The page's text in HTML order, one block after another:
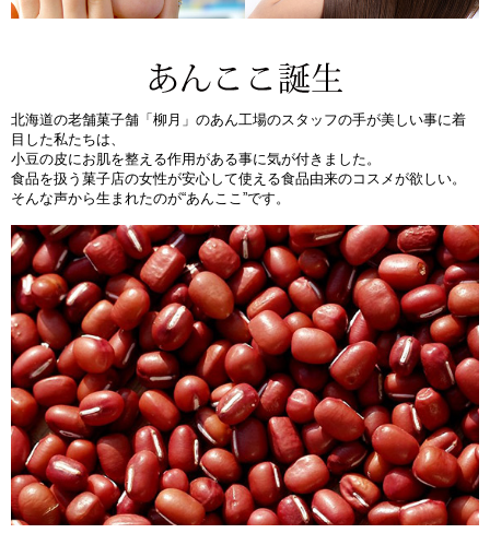
北海道の老舗菓子舗「柳月」のあん工場のスタッフの手が美しい事に着
目した私たちは、
小豆の皮にお肌を整える作用がある事に気が付きました。
食品を扱う菓子店の女性が安心して使える食品由来のコスメが欲しい。
そんな声から生まれたのが“あんここ”です。